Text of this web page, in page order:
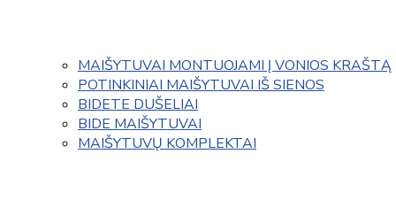
MAIŠYTUVAI MONTUOJAMI Į VONIOS KRAŠTĄ
POTINKINIAI MAIŠYTUVAI IŠ SIENOS
BIDETE DUŠELIAI
BIDE MAIŠYTUVAI
MAIŠYTUVŲ KOMPLEKTAI